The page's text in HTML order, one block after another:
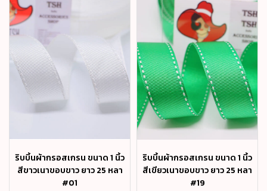
ริบบิ้นผ้ากรอสเกรน ขนาด 1 นิ้ว
สีขาวเนาขอบขาว ยาว 25 หลา
#01
ริบบิ้นผ้ากรอสเกรน ขนาด 1 นิ้ว
สีเขียวเนาขอบขาว ยาว 25 หลา
#19